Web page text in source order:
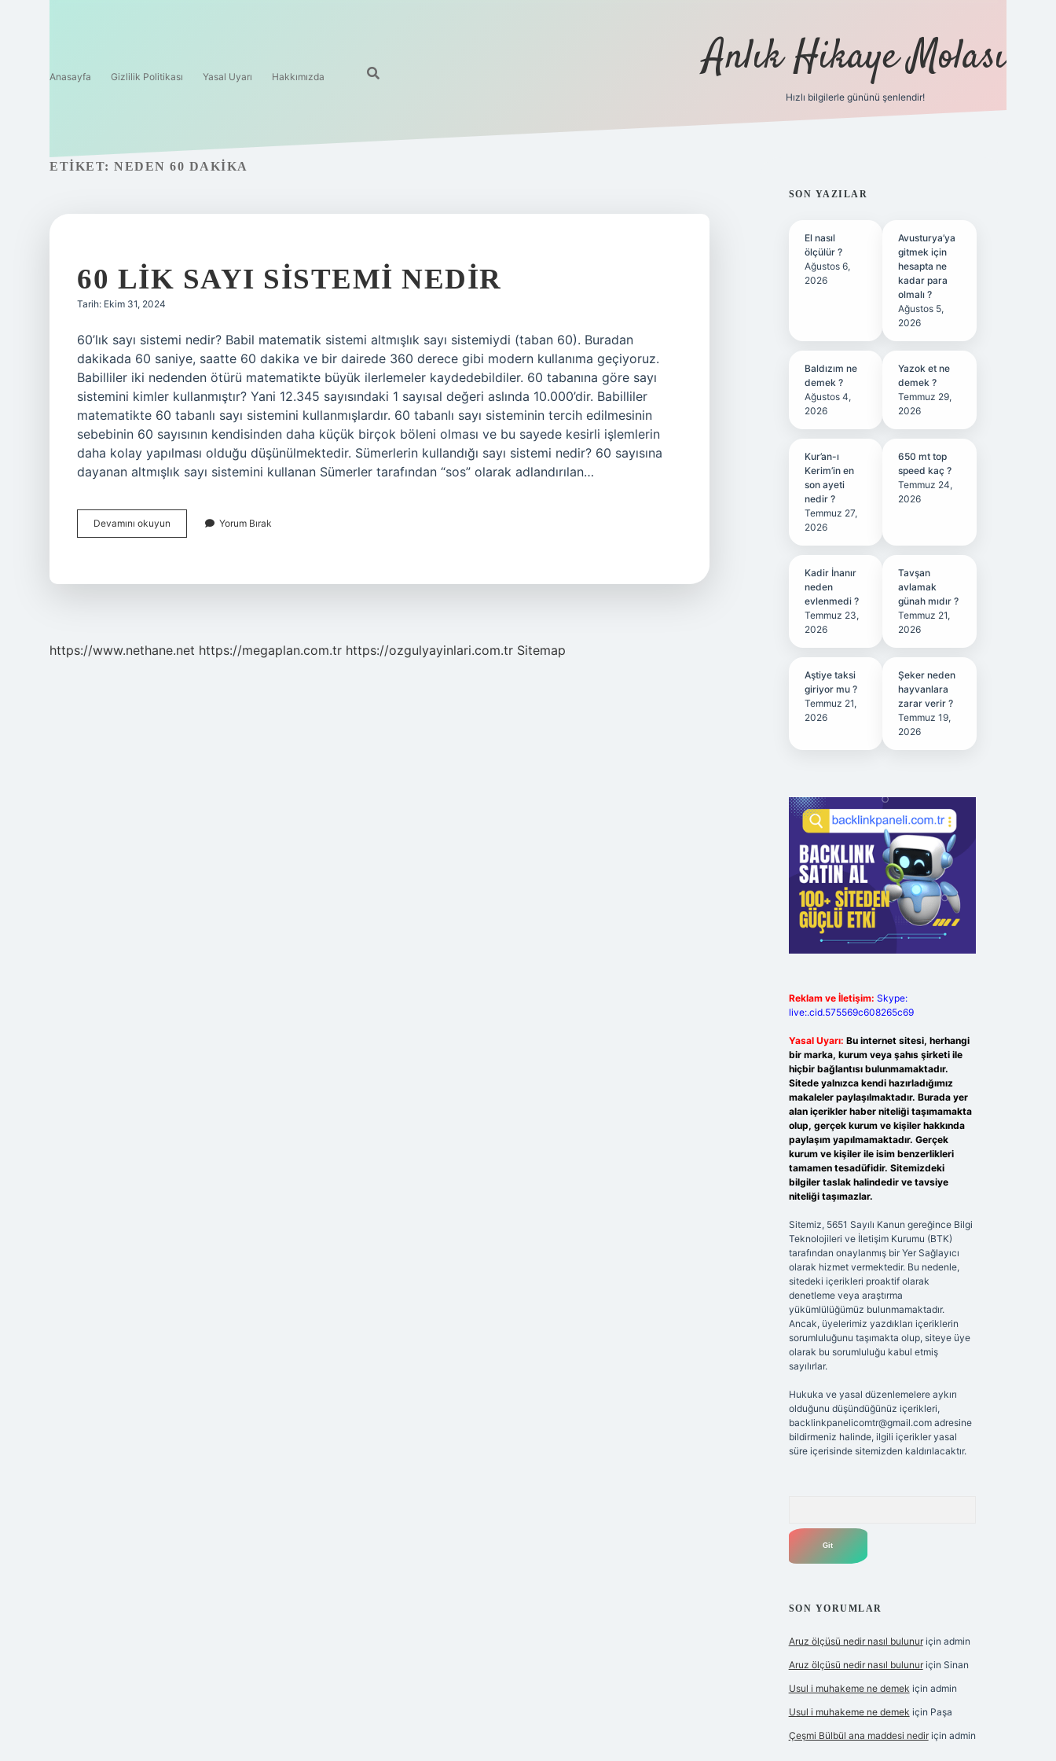
Anasayfa Gizlilik Politikası Yasal Uyarı Hakkımızda Anlık Hikaye Molası
Hızlı bilgilerle gününü şenlendir!
ETIKET: NEDEN 60 DAKIKA
60 LIK SAYI SISTEMI NEDIR
Tarih: Ekim 31, 2024
60’lık sayı sistemi nedir? Babil matematik sistemi altmışlık sayı sistemiydi (taban 60). Buradan
dakikada 60 saniye, saatte 60 dakika ve bir dairede 360 ​​derece gibi modern kullanıma geçiyoruz.
Babilliler iki nedenden ötürü matematikte büyük ilerlemeler kaydedebildiler. 60 tabanına göre sayı
sistemini kimler kullanmıştır? Yani 12.345 sayısındaki 1 sayısal değeri aslında 10.000’dir. Babilliler
matematikte 60 tabanlı sayı sistemini kullanmışlardır. 60 tabanlı sayı sisteminin tercih edilmesinin
sebebinin 60 sayısının kendisinden daha küçük birçok böleni olması ve bu sayede kesirli işlemlerin
daha kolay yapılması olduğu düşünülmektedir. Sümerlerin kullandığı sayı sistemi nedir? 60 sayısına
dayanan altmışlık sayı sistemini kullanan Sümerler tarafından “sos” olarak adlandırılan…
Devamını okuyun
Lik
Yorum Bırak
https://www.nethane.net https://megaplan.com.tr https://ozgulyayinlari.com.tr Sitemap
SIDEBAR
SON YAZILAR
El nasıl
ölçülür ?
Ağustos 6,
2026
Avusturya’ya
gitmek için
hesapta ne
kadar para
olmalı ?
Ağustos 5,
2026
Baldızım ne
demek ?
Ağustos 4,
2026
Yazok et ne
demek ?
Temmuz 29,
2026
Kur’an-ı
Kerim’in en
son ayeti
nedir ?
Temmuz 27,
2026
650 mt top
speed kaç ?
Temmuz 24,
2026
Kadir İnanır
neden
evlenmedi ?
Temmuz 23,
2026
Tavşan
avlamak
günah mıdır ?
Temmuz 21,
2026
Aştiye taksi
giriyor mu ?
Temmuz 21,
2026
Şeker neden
hayvanlara
zarar verir ?
Temmuz 19,
2026
Reklam ve İletişim: Skype:
live:.cid.575569c608265c69
Yasal Uyarı: Bu internet sitesi, herhangi
bir marka, kurum veya şahıs şirketi ile
hiçbir bağlantısı bulunmamaktadır.
Sitede yalnızca kendi hazırladığımız
makaleler paylaşılmaktadır. Burada yer
alan içerikler haber niteliği taşımamakta
olup, gerçek kurum ve kişiler hakkında
paylaşım yapılmamaktadır. Gerçek
kurum ve kişiler ile isim benzerlikleri
tamamen tesadüfidir. Sitemizdeki
bilgiler taslak halindedir ve tavsiye
niteliği taşımazlar.
Sitemiz, 5651 Sayılı Kanun gereğince Bilgi
Teknolojileri ve İletişim Kurumu (BTK)
tarafından onaylanmış bir Yer Sağlayıcı
olarak hizmet vermektedir. Bu nedenle,
sitedeki içerikleri proaktif olarak
denetleme veya araştırma
yükümlülüğümüz bulunmamaktadır.
Ancak, üyelerimiz yazdıkları içeriklerin
sorumluluğunu taşımakta olup, siteye üye
olarak bu sorumluluğu kabul etmiş
sayılırlar.
Hukuka ve yasal düzenlemelere aykırı
olduğunu düşündüğünüz içerikleri,
backlinkpanelicomtr@gmail.comadresine
bildirmeniz halinde, ilgili içerikler yasal
süre içerisinde sitemizden kaldırılacaktır.
SON YORUMLAR
Aruz ölçüsü nedir nasıl bulunuriçin admin
Aruz ölçüsü nedir nasıl bulunuriçin Sinan
Usul i muhakeme ne demek için admin
Usul i muhakeme ne demek için Paşa
Çeşmi Bülbül ana maddesi nediriçin admin